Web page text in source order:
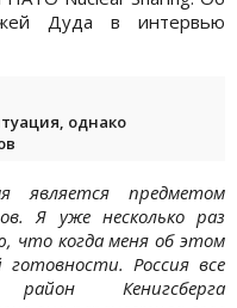
Дуда в интервью
однако
является предметом
Я уже несколько раз
что когда меня об этом
Россия все
Кенигсберга